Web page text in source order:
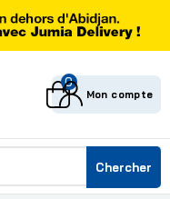
0
Mon compte
Chercher